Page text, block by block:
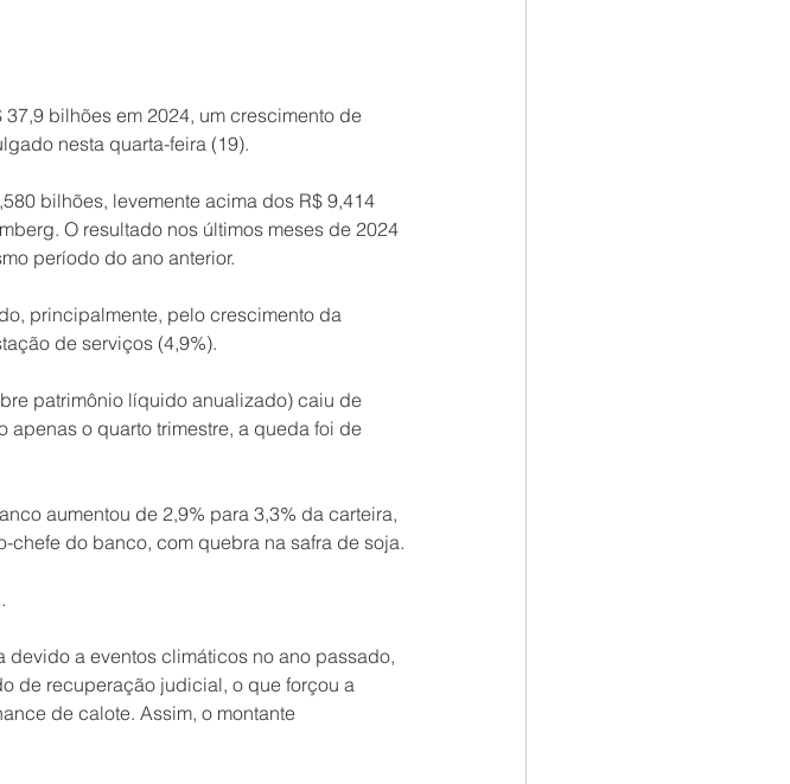
bilhões em 2024, um crescimento de
nesta quarta-feira (19).
bilhões, levemente acima dos R$ 9,414
O resultado nos últimos meses de 2024
período do ano anterior.
principalmente, pelo crescimento da
de serviços (4,9%).
patrimônio líquido anualizado) caiu de
apenas o quarto trimestre, a queda foi de
aumentou de 2,9% para 3,3% da carteira,
do banco, com quebra na safra de soja.
a eventos climáticos no ano passado,
de recuperação judicial, o que forçou a
de calote. Assim, o montante